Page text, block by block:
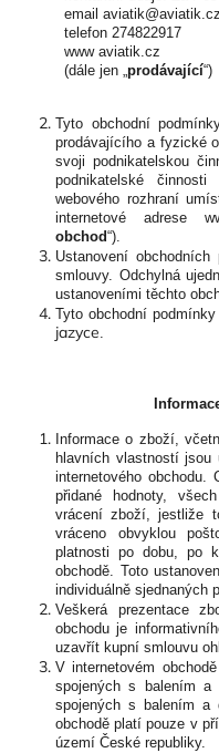
email aviatik@aviatik.cz
telefon 274822917
www aviatik.cz
(dále jen „prodávající“)
Tyto obchodní
prodávajícího a fyzické
svoji podnikatelskou
podnikatelské
webového rozhraní
internetové adrese
obchod“).
Ustanovení
smlouvy. Odchylná
ustanoveními těchto
Tyto obchodní
jazyce.
Informace o zboží,
hlavních vlastností jsou
internetového
přidané hodnoty,
vrácení zboží, jestliže
vráceno obvyklou
platnosti po dobu, po
obchodě. Toto
individuálně sjednaných
Veškerá prezentace
obchodu je
uzavřít kupní smlouvu
V internetovém
spojených s balením a
spojených s balením a
obchodě platí pouze v
území České republiky.